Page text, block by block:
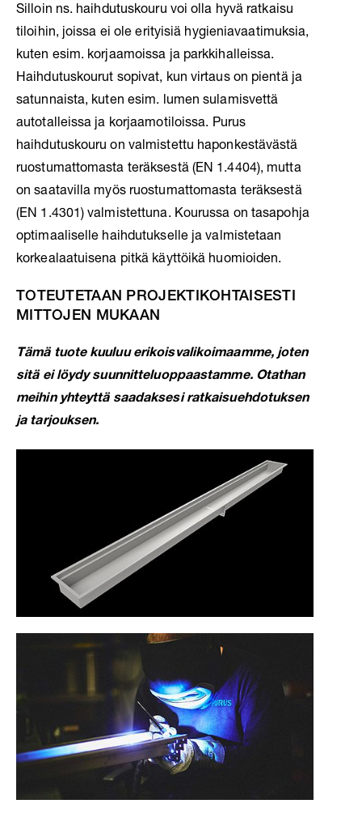
Silloin ns. haihdutuskouru voi olla hyvä ratkaisu
tiloihin, joissa ei ole erityisiä hygieniavaatimuksia,
kuten esim. korjaamoissa ja parkkihalleissa.
Haihdutuskourut sopivat, kun virtaus on pientä ja
satunnaista, kuten esim. lumen sulamisvettä
autotalleissa ja korjaamotiloissa. Purus
haihdutuskouru on valmistettu haponkestävästä
ruostumattomasta teräksestä (EN 1.4404), mutta
on saatavilla myös ruostumattomasta teräksestä
(EN 1.4301) valmistettuna. Kourussa on tasapohja
optimaaliselle haihdutukselle ja valmistetaan
korkealaatuisena pitkä käyttöikä huomioiden.
TOTEUTETAAN PROJEKTIKOHTAISESTI
MITTOJEN MUKAAN
Tämä tuote kuuluu erikoisvalikoimaamme, joten
sitä ei löydy suunnitteluoppaastamme. Otathan
meihin yhteyttä saadaksesi ratkaisuehdotuksen
ja tarjouksen.